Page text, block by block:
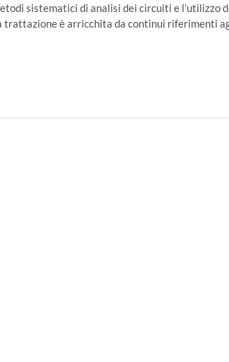
sistematici di analisi dei circuiti e
trattazione è arricchita da continui riferimenti